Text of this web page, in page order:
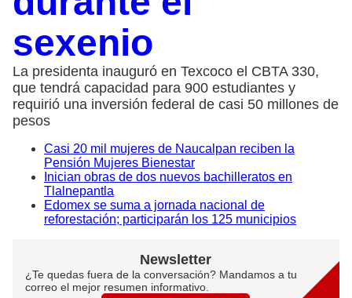
sexenio
La presidenta inauguró en Texcoco el CBTA 330,
que tendrá capacidad para 900 estudiantes y
requirió una inversión federal de casi 50 millones de
pesos
Casi 20 mil mujeres de Naucalpan reciben la
Pensión Mujeres Bienestar
Inician obras de dos nuevos bachilleratos en
Tlalnepantla
Edomex se suma a jornada nacional de
reforestación; participarán los 125 municipios
Newsletter
¿Te quedas fuera de la conversación? Mandamos a tu
correo el mejor resumen informativo.